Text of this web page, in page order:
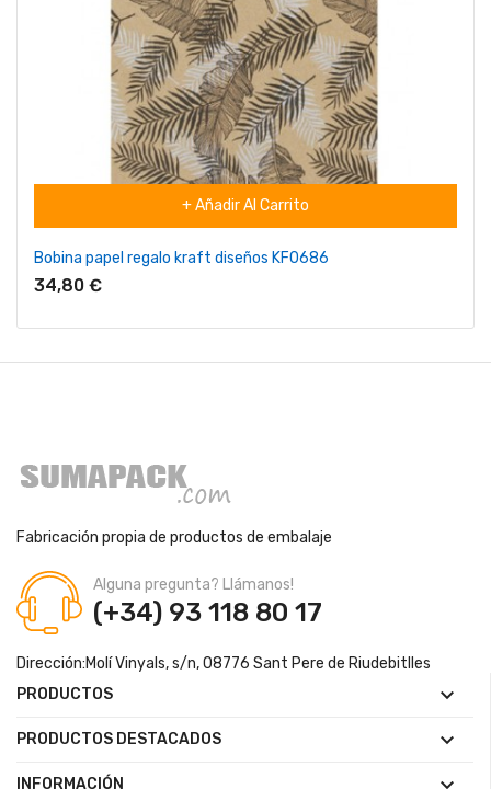
+ Añadir Al Carrito
Bobina papel regalo kraft diseños KF0686
34,80 €
Fabricación propia de productos de embalaje
Alguna pregunta? Llámanos!
(+34) 93 118 80 17
Dirección:Molí Vinyals, s/n, 08776 Sant Pere de Riudebitlles
PRODUCTOS

PRODUCTOS DESTACADOS 
INFORMACIÓN